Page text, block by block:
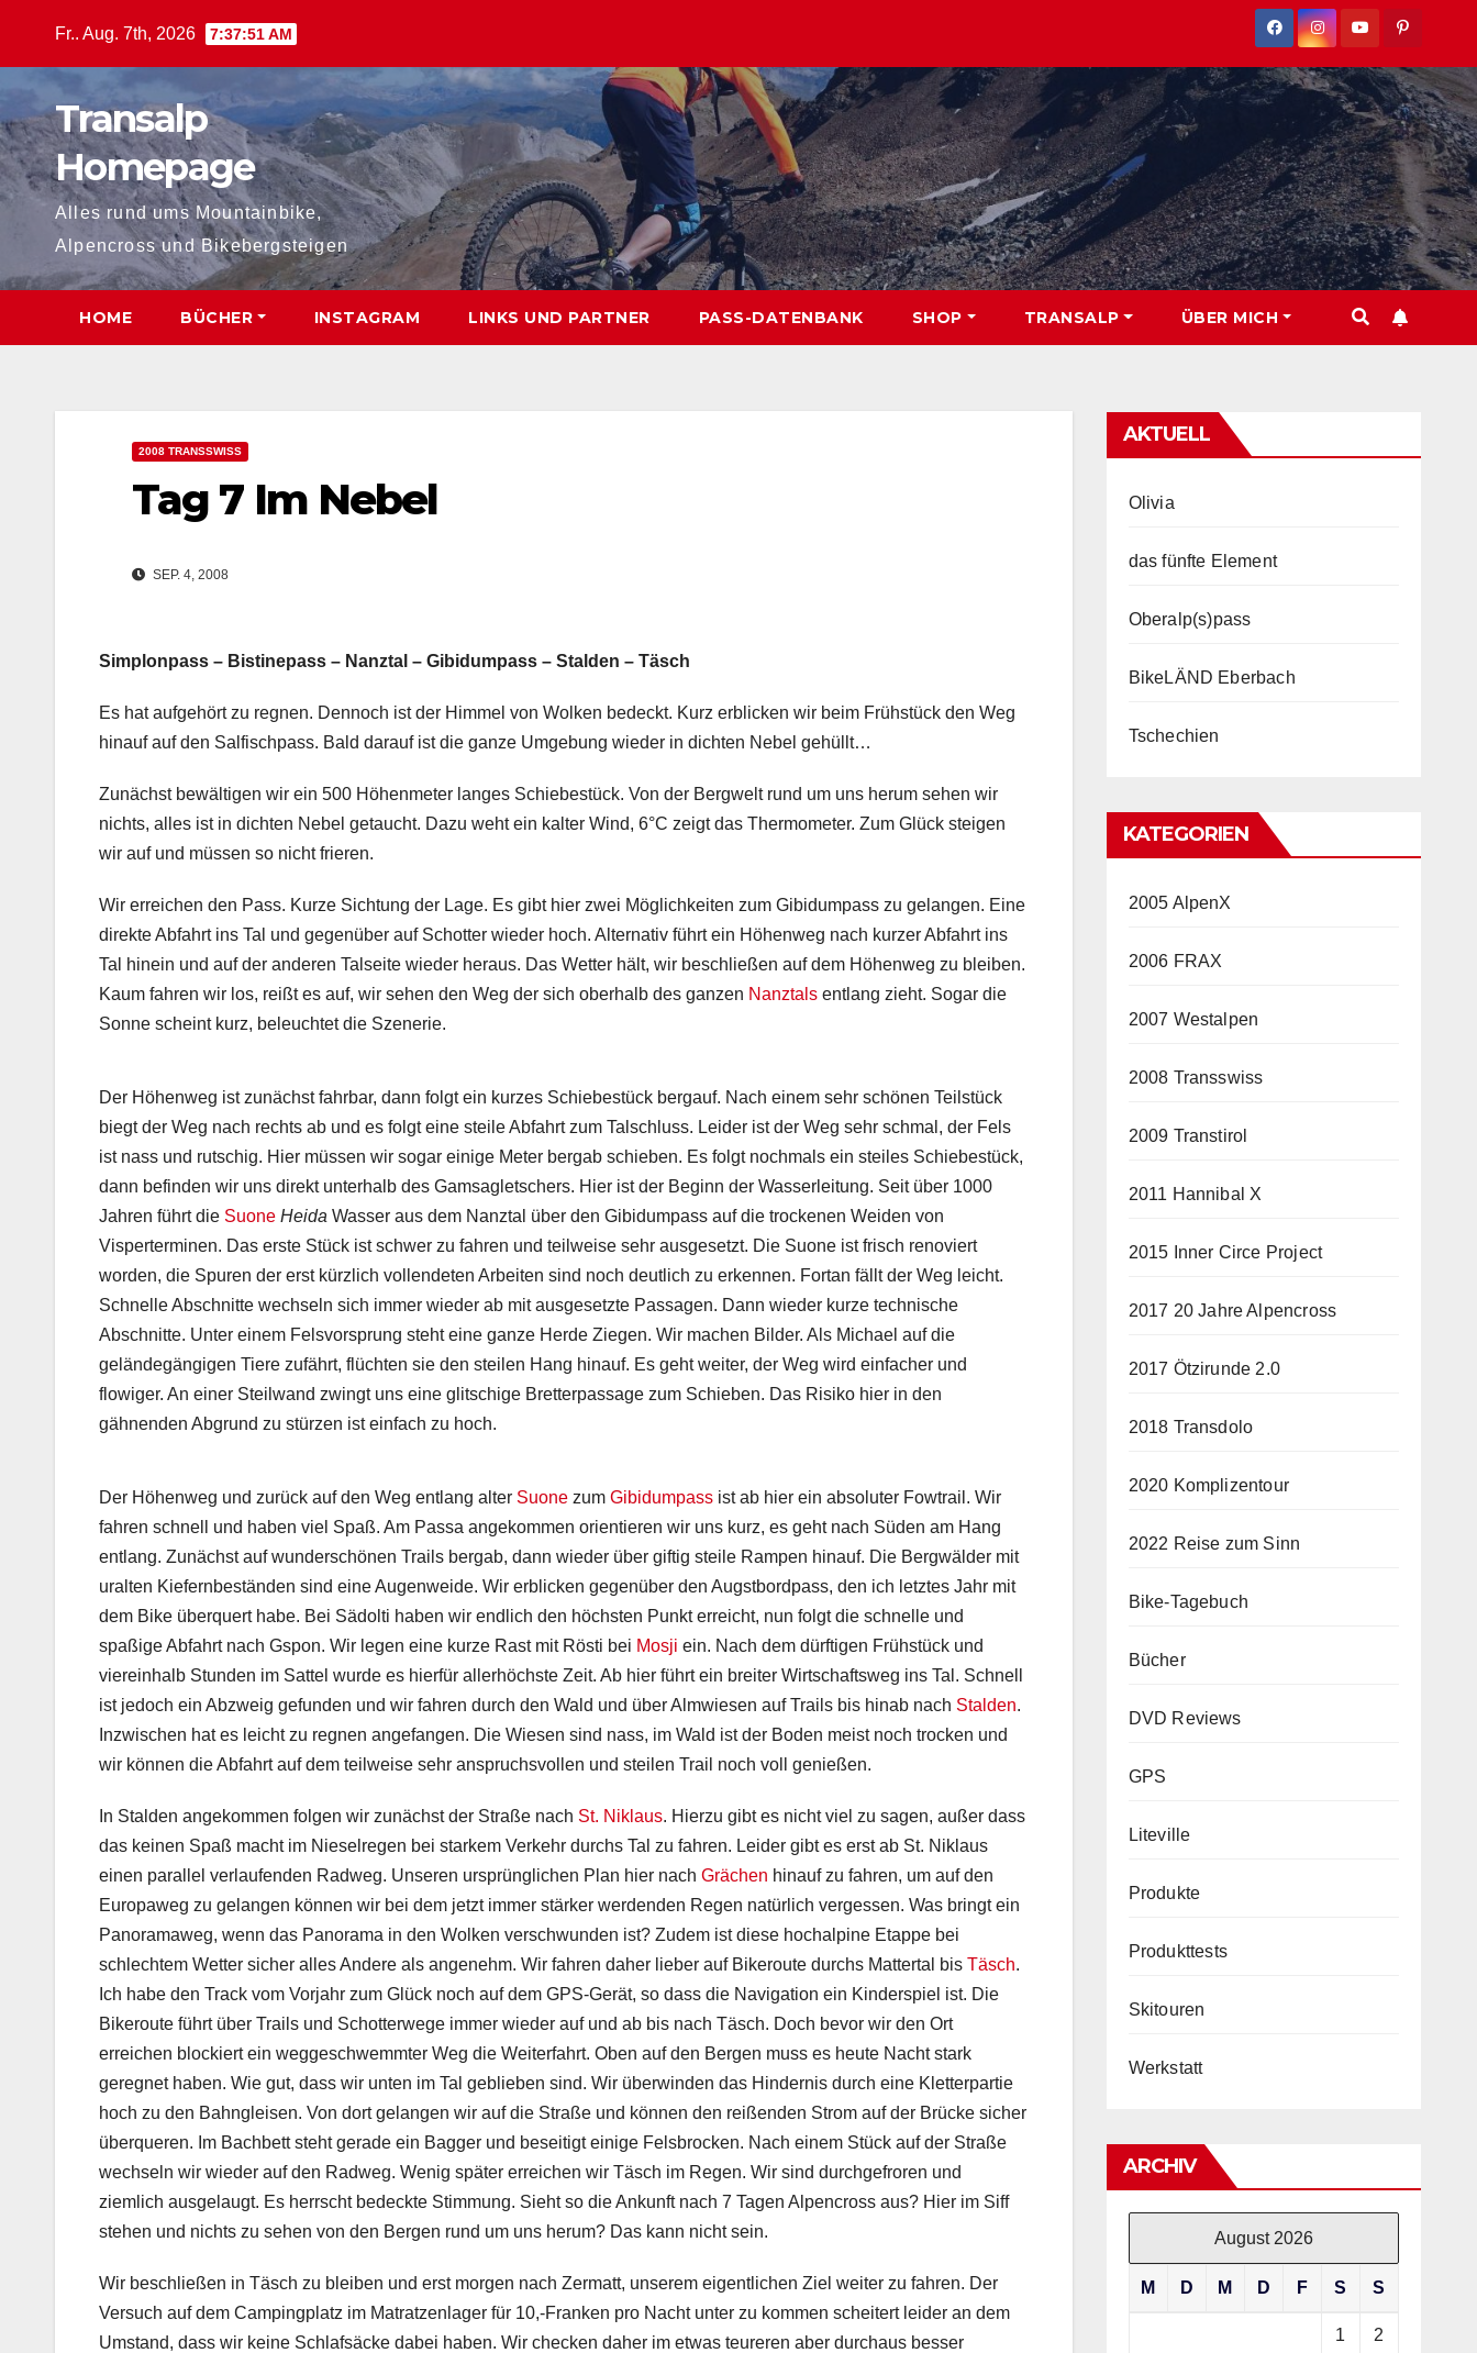
Fr.. Aug. 7th, 2026 7:37:52 AM
Transalp
Homepage
Alles rund ums Mountainbike,
Alpencross und Bikebergsteigen
HOME BÜCHER INSTAGRAM LINKS UND PARTNER PASS-DATENBANK SHOP TRANSALP ÜBER MICH
2008 TRANSSWISS
Tag 7 Im Nebel
SEP. 4, 2008
Simplonpass – Bistinepass – Nanztal – Gibidumpass – Stalden – Täsch
Es hat aufgehört zu regnen. Dennoch ist der Himmel von Wolken bedeckt. Kurz erblicken wir beim Frühstück den Weg
hinauf auf den Salfischpass. Bald darauf ist die ganze Umgebung wieder in dichten Nebel gehüllt…
Zunächst bewältigen wir ein 500 Höhenmeter langes Schiebestück. Von der Bergwelt rund um uns herum sehen wir
nichts, alles ist in dichten Nebel getaucht. Dazu weht ein kalter Wind, 6°C zeigt das Thermometer. Zum Glück steigen
wir auf und müssen so nicht frieren.
Wir erreichen den Pass. Kurze Sichtung der Lage. Es gibt hier zwei Möglichkeiten zum Gibidumpass zu gelangen. Eine
direkte Abfahrt ins Tal und gegenüber auf Schotter wieder hoch. Alternativ führt ein Höhenweg nach kurzer Abfahrt ins
Tal hinein und auf der anderen Talseite wieder heraus. Das Wetter hält, wir beschließen auf dem Höhenweg zu bleiben.
Kaum fahren wir los, reißt es auf, wir sehen den Weg der sich oberhalb des ganzen Nanztals entlang zieht. Sogar die
Sonne scheint kurz, beleuchtet die Szenerie.
Der Höhenweg ist zunächst fahrbar, dann folgt ein kurzes Schiebestück bergauf. Nach einem sehr schönen Teilstück
biegt der Weg nach rechts ab und es folgt eine steile Abfahrt zum Talschluss. Leider ist der Weg sehr schmal, der Fels
ist nass und rutschig. Hier müssen wir sogar einige Meter bergab schieben. Es folgt nochmals ein steiles Schiebestück,
dann befinden wir uns direkt unterhalb des Gamsagletschers. Hier ist der Beginn der Wasserleitung. Seit über 1000
Jahren führt die Suone Heida Wasser aus dem Nanztal über den Gibidumpass auf die trockenen Weiden von
Visperterminen. Das erste Stück ist schwer zu fahren und teilweise sehr ausgesetzt. Die Suone ist frisch renoviert
worden, die Spuren der erst kürzlich vollendeten Arbeiten sind noch deutlich zu erkennen. Fortan fällt der Weg leicht.
Schnelle Abschnitte wechseln sich immer wieder ab mit ausgesetzte Passagen. Dann wieder kurze technische
Abschnitte. Unter einem Felsvorsprung steht eine ganze Herde Ziegen. Wir machen Bilder. Als Michael auf die
geländegängigen Tiere zufährt, flüchten sie den steilen Hang hinauf. Es geht weiter, der Weg wird einfacher und
flowiger. An einer Steilwand zwingt uns eine glitschige Bretterpassage zum Schieben. Das Risiko hier in den
gähnenden Abgrund zu stürzen ist einfach zu hoch.
Der Höhenweg und zurück auf den Weg entlang alter Suone zum Gibidumpass ist ab hier ein absoluter Fowtrail. Wir
fahren schnell und haben viel Spaß. Am Passa angekommen orientieren wir uns kurz, es geht nach Süden am Hang
entlang. Zunächst auf wunderschönen Trails bergab, dann wieder über giftig steile Rampen hinauf. Die Bergwälder mit
uralten Kiefernbeständen sind eine Augenweide. Wir erblicken gegenüber den Augstbordpass, den ich letztes Jahr mit
dem Bike überquert habe. Bei Sädolti haben wir endlich den höchsten Punkt erreicht, nun folgt die schnelle und
spaßige Abfahrt nach Gspon. Wir legen eine kurze Rast mit Rösti bei Mosji ein. Nach dem dürftigen Frühstück und
viereinhalb Stunden im Sattel wurde es hierfür allerhöchste Zeit. Ab hier führt ein breiter Wirtschaftsweg ins Tal. Schnell
ist jedoch ein Abzweig gefunden und wir fahren durch den Wald und über Almwiesen auf Trails bis hinab nach Stalden.
Inzwischen hat es leicht zu regnen angefangen. Die Wiesen sind nass, im Wald ist der Boden meist noch trocken und
wir können die Abfahrt auf dem teilweise sehr anspruchsvollen und steilen Trail noch voll genießen.
In Stalden angekommen folgen wir zunächst der Straße nach St. Niklaus. Hierzu gibt es nicht viel zu sagen, außer dass
das keinen Spaß macht im Nieselregen bei starkem Verkehr durchs Tal zu fahren. Leider gibt es erst ab St. Niklaus
einen parallel verlaufenden Radweg. Unseren ursprünglichen Plan hier nach Grächen hinauf zu fahren, um auf den
Europaweg zu gelangen können wir bei dem jetzt immer stärker werdenden Regen natürlich vergessen. Was bringt ein
Panoramaweg, wenn das Panorama in den Wolken verschwunden ist? Zudem ist diese hochalpine Etappe bei
schlechtem Wetter sicher alles Andere als angenehm. Wir fahren daher lieber auf Bikeroute durchs Mattertal bis Täsch.
Ich habe den Track vom Vorjahr zum Glück noch auf dem GPS-Gerät, so dass die Navigation ein Kinderspiel ist. Die
Bikeroute führt über Trails und Schotterwege immer wieder auf und ab bis nach Täsch. Doch bevor wir den Ort
erreichen blockiert ein weggeschwemmter Weg die Weiterfahrt. Oben auf den Bergen muss es heute Nacht stark
geregnet haben. Wie gut, dass wir unten im Tal geblieben sind. Wir überwinden das Hindernis durch eine Kletterpartie
hoch zu den Bahngleisen. Von dort gelangen wir auf die Straße und können den reißenden Strom auf der Brücke sicher
überqueren. Im Bachbett steht gerade ein Bagger und beseitigt einige Felsbrocken. Nach einem Stück auf der Straße
wechseln wir wieder auf den Radweg. Wenig später erreichen wir Täsch im Regen. Wir sind durchgefroren und
ziemlich ausgelaugt. Es herrscht bedeckte Stimmung. Sieht so die Ankunft nach 7 Tagen Alpencross aus? Hier im Siff
stehen und nichts zu sehen von den Bergen rund um uns herum? Das kann nicht sein.
Wir beschließen in Täsch zu bleiben und erst morgen nach Zermatt, unserem eigentlichen Ziel weiter zu fahren. Der
Versuch auf dem Campingplatz im Matratzenlager für 10,-Franken pro Nacht unter zu kommen scheitert leider an dem
Umstand, dass wir keine Schlafsäcke dabei haben. Wir checken daher im etwas teureren aber durchaus besser
AKTUELL
Olivia
das fünfte Element
Oberalp(s)pass
BikeLÄND Eberbach
Tschechien
KATEGORIEN
2005 AlpenX
2006 FRAX
2007 Westalpen
2008 Transswiss
2009 Transtirol
2011 Hannibal X
2015 Inner Circe Project
2017 20 Jahre Alpencross
2017 Ötzirunde 2.0
2018 Transdolo
2020 Komplizentour
2022 Reise zum Sinn
Bike-Tagebuch
Bücher
DVD Reviews
GPS
Liteville
Produkte
Produkttests
Skitouren
Werkstatt
ARCHIV
August 2026
M D M D F S S
1 2